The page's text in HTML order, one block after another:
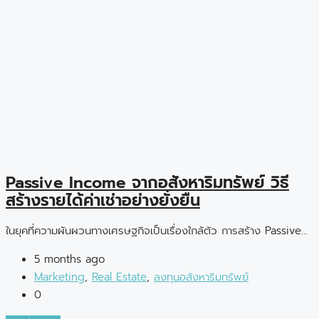
Passive Income จากอสังหาริมทรัพย์ วิธี
สร้างรายได้ค่าเช่าอย่างยั่งยืน
ในยุคที่ความผันผวนทางเศรษฐกิจเป็นเรื่องใกล้ตัว การสร้าง Passive...
5 months ago
Marketing, Real Estate, ลงทุนอสังหาริมทรัพย์
0